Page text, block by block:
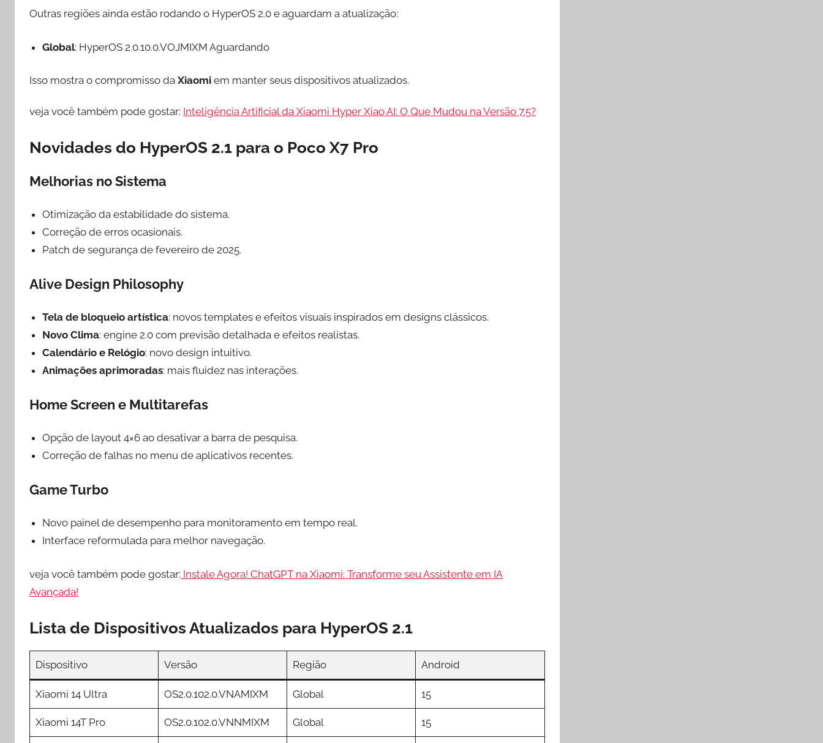
Outras regiões ainda estão rodando o HyperOS 2.0 e aguardam a atualização:
Global: HyperOS 2.0.10.0.VOJMIXM Aguardando
Isso mostra o compromisso da Xiaomi em manter seus dispositivos atualizados.
veja você também pode gostar: Inteligência Artificial da Xiaomi Hyper Xiao AI: O Que Mudou na Versão 7.5?
Novidades do HyperOS 2.1 para o Poco X7 Pro
Melhorias no Sistema
Otimização da estabilidade do sistema.
Correção de erros ocasionais.
Patch de segurança de fevereiro de 2025.
Alive Design Philosophy
Tela de bloqueio artística: novos templates e efeitos visuais inspirados em designs clássicos.
Novo Clima: engine 2.0 com previsão detalhada e efeitos realistas.
Calendário e Relógio: novo design intuitivo.
Animações aprimoradas: mais fluidez nas interações.
Home Screen e Multitarefas
Opção de layout 4×6 ao desativar a barra de pesquisa.
Correção de falhas no menu de aplicativos recentes.
Game Turbo
Novo painel de desempenho para monitoramento em tempo real.
Interface reformulada para melhor navegação.
veja você também pode gostar: Instale Agora! ChatGPT na Xiaomi: Transforme seu Assistente em IA
Avançada!
Lista de Dispositivos Atualizados para HyperOS 2.1
Dispositivo Versão Região Android
Xiaomi 14 Ultra OS2.0.102.0.VNAMIXM Global 15
Xiaomi 14T Pro OS2.0.102.0.VNNMIXM Global 15